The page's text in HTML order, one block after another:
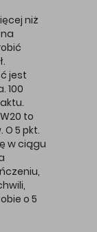
niż
jest
100
to
5 pkt.
w ciągu
o 5